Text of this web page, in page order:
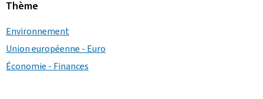
Thème
Environnement
Union européenne - Euro
Économie - Finances